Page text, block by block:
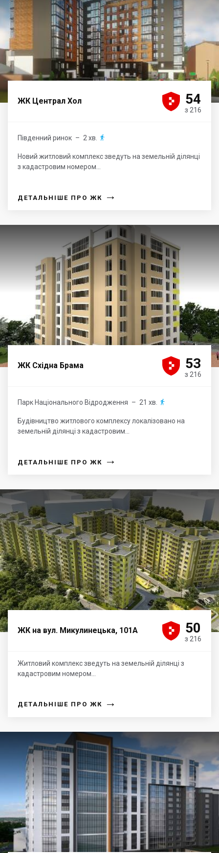
ЖК Централ Хол 



 54
з 216
Південний ринок – 2 хв. 
Новий житловий комплекс зведуть на земельній ділянці
з кадастровим номером...
ДЕТАЛЬНІШЕ ПРО ЖК →
ЖК Східна Брама 



 53
з 216
Парк Національного Відродження – 21 хв. 
Будівництво житлового комплексу локалізовано на
земельній ділянці з кадастровим...
ДЕТАЛЬНІШЕ ПРО ЖК →
ЖК на вул. Микулинецька, 101А 



 50
з 216
Житловий комплекс зведуть на земельній ділянці з
кадастровим номером...
ДЕТАЛЬНІШЕ ПРО ЖК →